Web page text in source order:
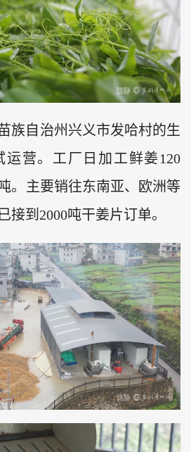
族自治州兴义市发哈村的生
运营。工厂日加工鲜姜120
。主要销往东南亚、欧洲等
接到2000吨干姜片订单。